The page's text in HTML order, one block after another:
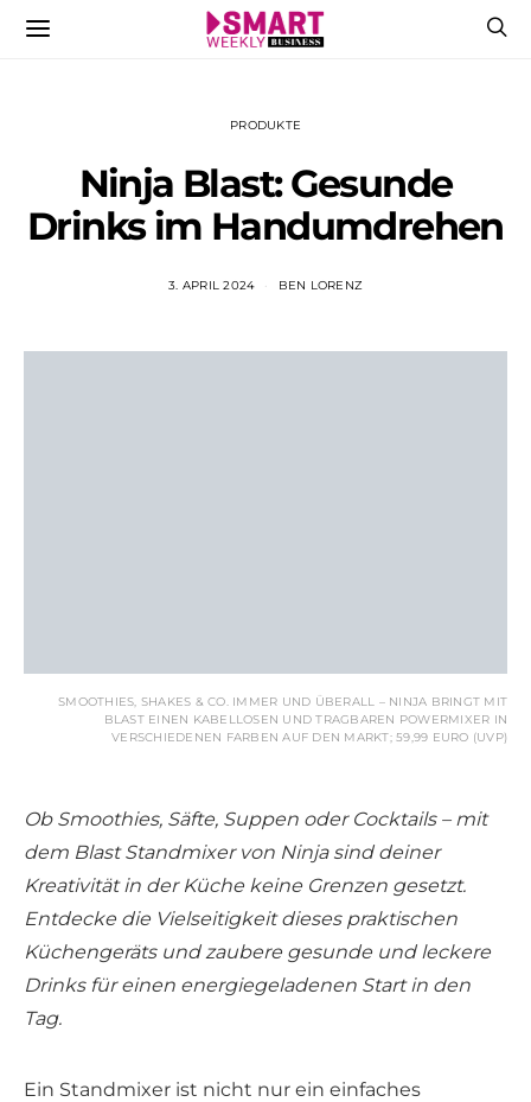
PRODUKTE
Ninja Blast: Gesunde
Drinks im Handumdrehen
3. APRIL 2024 BEN LORENZ
SMOOTHIES, SHAKES & CO. IMMER UND ÜBERALL – NINJA BRINGT MIT
BLAST EINEN KABELLOSEN UND TRAGBAREN POWERMIXER IN
VERSCHIEDENEN FARBEN AUF DEN MARKT; 59,99 EURO (UVP)
Ob Smoothies, Säfte, Suppen oder Cocktails – mit
dem Blast Standmixer von Ninja sind deiner
Kreativität in der Küche keine Grenzen gesetzt.
Entdecke die Vielseitigkeit dieses praktischen
Küchengeräts und zaubere gesunde und leckere
Drinks für einen energiegeladenen Start in den
Tag.
Ein Standmixer ist nicht nur ein einfaches